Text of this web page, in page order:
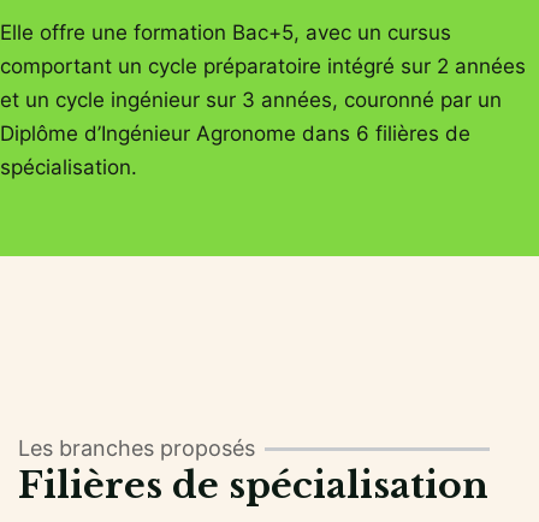
Elle offre une formation Bac+5, avec un cursus
comportant un cycle préparatoire intégré sur 2 années
et un cycle ingénieur sur 3 années, couronné par un
Diplôme d’Ingénieur Agronome dans 6 filières de
spécialisation.
Les branches proposés
Filières de spécialisation